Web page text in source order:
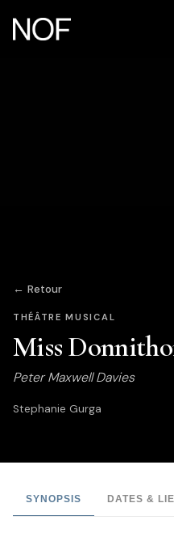
← Retour
THÉÂTRE MUSICAL
Miss
Peter Maxwell Davies
Stephanie Gurga
SYNOPSIS DATES &